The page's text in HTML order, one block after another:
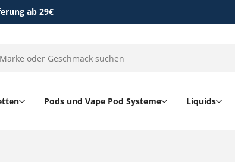
ab 29€
Pods und Vape Pod Systeme Liquids